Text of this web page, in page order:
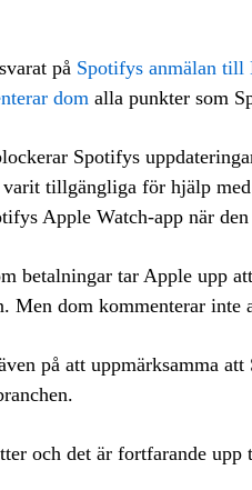
på Spotifys anmälan till
dom alla punkter som
Spotifys
varit tillgängliga för hjälp
Apple Watch-app när
betalningar tar Apple upp
Men dom kommenterar
på att uppmärksamma
och det är fortfarande